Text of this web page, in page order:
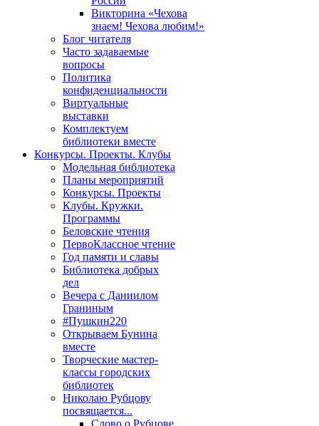
Викторина «Чехова
знаем! Чехова любим!»
Блог читателя
Часто задаваемые
вопросы
Политика
конфиденциальности
Виртуальные
выставки
Комплектуем
библиотеки вместе
Конкурсы. Проекты. Клубы
Модельная библиотека
Планы мероприятий
Конкурсы. Проекты
Клубы. Кружки.
Программы
Беловские чтения
ПервоКлассное чтение
Год памяти и славы
Библиотека добрых
дел
Вечера с Даниилом
Граниным
#Пушкин220
Открываем Бунина
вместе
Творческие мастер-
классы городских
библиотек
Николаю Рубцову
посвящается...
Слово о Рубцове